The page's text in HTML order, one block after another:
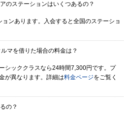
のステーションはいくつあるの？
ンあります。入会すると全国のステーショ
マを借りた場合の料金は？
シッククラスなら24時間7,300円です。プ
が異なります。詳細は料金ページをご覧く
の？